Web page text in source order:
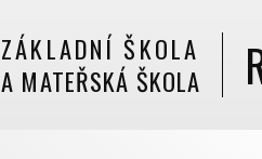
ZÁKLADNÍ ŠKOLA
A MATEŘSKÁ ŠKOLA